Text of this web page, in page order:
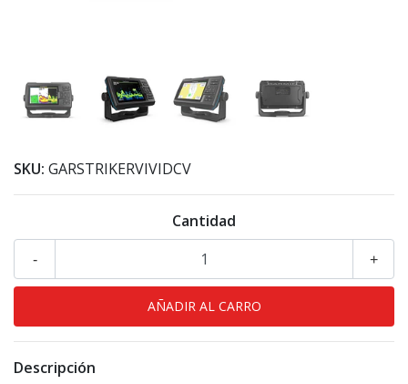
SKU: GARSTRIKERVIVIDCV
Cantidad
+
-
Descripción